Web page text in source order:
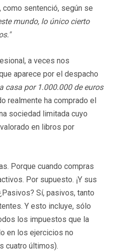
como sentenció, según se
mundo, lo único cierto
a veces nos
aparece por el despacho
casa por 1.000.000 de euros
realmente ha comprado el
sociedad limitada cuyo
en libros por
Porque cuando compras
Por supuesto. ¡Y sus
Sí, pasivos, tanto
Y esto incluye, sólo
los impuestos que la
en los ejercicios no
cuatro últimos).